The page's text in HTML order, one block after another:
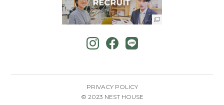
PRIVACY POLICY
© 2023 NEST HOUSE